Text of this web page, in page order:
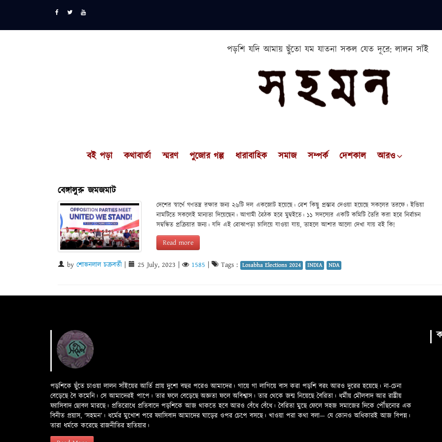
পড়শি যদি আমায় ছুঁতো যম যাতনা সকল যেত দূরে: লালন সাঁই
বই পড়া কথাবার্তা স্মরণ পুজোর গল্প ধারাবাহিক সমাজ সম্পর্ক দেশকাল আরও
বেঙ্গালুরু জমজমাট
দেশের স্বার্থে গণতন্ত্র রক্ষার জন্য ২৬টি দল একজোট হয়েছে। বেশ কিছু প্রস্তাব দেওয়া হয়েছে সকলের তরফে। ইন্ডিয়া
নামটিতে সকলেই মান্যতা দিয়েছেন। আগামী বৈঠক হবে মুম্বইতে। ১১ সদস্যের একটি কমিটি তৈরি করা হবে নির্বাচন
সম্বন্ধিত প্রক্রিয়ার জন্য। যদি এই বোঝাপড়া চালিয়ে যাওয়া যায়, তাহলে আশার আলো দেখা যায় বই কি!
Read more
by শোভনলাল চক্রবর্তী 25 July, 2023 1585 Tags : Losabha Elections 2024 INDIA NDA
পড়শিকে ছুঁতে চাওয়া লালন সাঁইয়ের আর্তি প্রায় দুশো বছর পরেও আমাদের। গায়ে গা লাগিয়ে বাস করা পড়শি বরং আরও দুরের হয়েছে। না-চেনা
বেড়েছে বৈ কমেনি। সে আমাদেরই পাপে। তার ফলে বেড়েছে অজ্ঞতা ফলে অবিশ্বাস। তার থেকে জন্ম নিয়েছে বৈরিতা। ধর্মীয় মৌলবাদ আর রাষ্ট্রীয়
ফ্যাসিবাদ ছোবল মারছে। প্রতিরোধে প্রতিবাদে পড়শিকে আজ থাকতে হবে আরও বেঁধে বেঁধে। বৈরিতা মুছে ফেলে সহজ সমাজের দিকে পৌঁছনোর এক
বিনীত প্রয়াস, ‘সহমন’। ধর্মের মুখোশ পরে ফ্যাসিবাদ আমাদের ঘাড়ের ওপর চেপে বসছে। খাওয়া পরা কথা বলা—­­ যে কোনও অধিকারই আজ বিপন্ন।
তারা ধর্মকে করেছে রাজনীতির হাতিয়ার।